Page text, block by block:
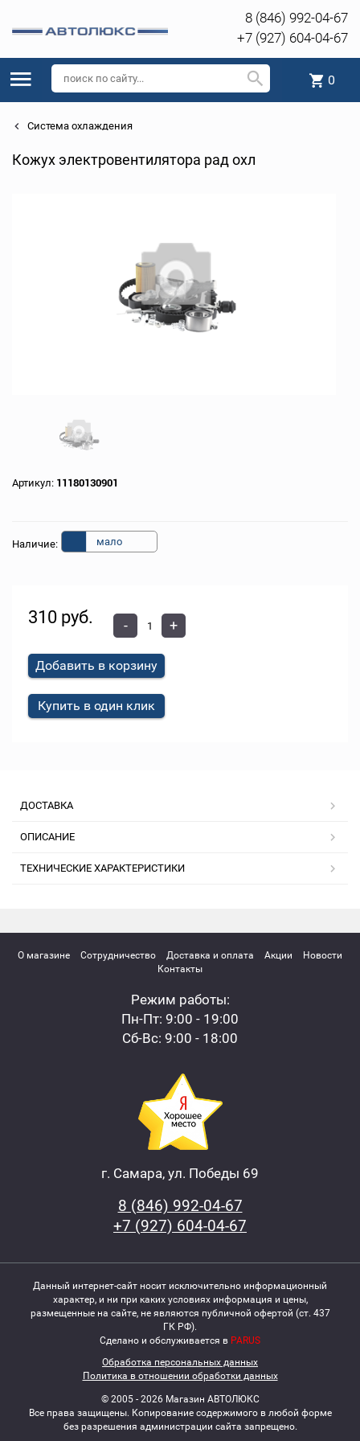
8 (846) 992-04-67
+7 (927) 604-04-67
0
Система охлаждения
Кожух электровентилятора рад охл
Артикул: 11180130901
Наличие: мало
310 руб. - +
Добавить в корзину
Купить в один клик
ДОСТАВКА
ОПИСАНИЕ
ТЕХНИЧЕСКИЕ ХАРАКТЕРИСТИКИ
О магазине Сотрудничество Доставка и оплата Акции
Новости
Контакты
Режим работы:
Пн-Пт: 9:00 - 19:00
Сб-Вс: 9:00 - 18:00
г. Самара, ул. Победы 69
8 (846) 992-04-67
+7 (927) 604-04-67
Данный интернет-сайт носит исключительно информационный
характер, и ни при каких условиях информация и цены,
размещенные на сайте, не являются публичной офертой (ст. 437
ГК РФ).
Сделано и обслуживается в PARUS
Обработка персональных данных
Политика в отношении обработки данных
© 2005 - 2026 Магазин АВТОЛЮКС
Все права защищены. Копирование содержимого в любой форме
без разрешения администрации сайта запрещено.